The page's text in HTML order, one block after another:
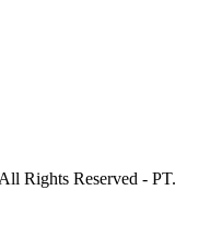
Rights Reserved - PT.